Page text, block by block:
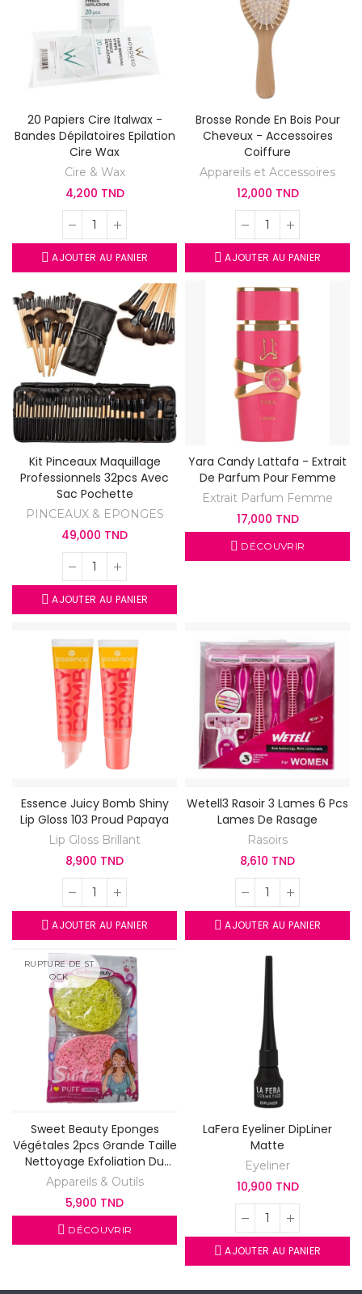
20 Papiers Cire Italwax -
Bandes Dépilatoires Epilation
Cire Wax
Cire & Wax
4,200 TND
AJOUTER AU PANIER
Brosse Ronde En Bois Pour
Cheveux - Accessoires
Coiffure
Appareils et Accessoires
12,000 TND
AJOUTER AU PANIER
Kit Pinceaux Maquillage
Professionnels 32pcs Avec
Sac Pochette
PINCEAUX & EPONGES
49,000 TND
AJOUTER AU PANIER
Yara Candy Lattafa - Extrait
De Parfum Pour Femme
Extrait Parfum Femme
17,000 TND
DÉCOUVRIR
Essence Juicy Bomb Shiny
Lip Gloss 103 Proud Papaya
Lip Gloss Brillant
8,900 TND
AJOUTER AU PANIER
Wetell3 Rasoir 3 Lames 6 Pcs
Lames De Rasage
Rasoirs
8,610 TND
AJOUTER AU PANIER
RUPTURE DE ST
OCK
Sweet Beauty Eponges
Végétales 2pcs Grande Taille
Nettoyage Exfoliation Du
Visage
Appareils & Outils
5,900 TND
DÉCOUVRIR
LaFera Eyeliner DipLiner
Matte
Eyeliner
10,900 TND
AJOUTER AU PANIER